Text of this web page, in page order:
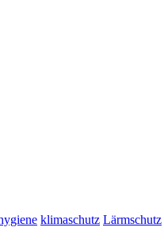
klimaschutz Lärmschutz